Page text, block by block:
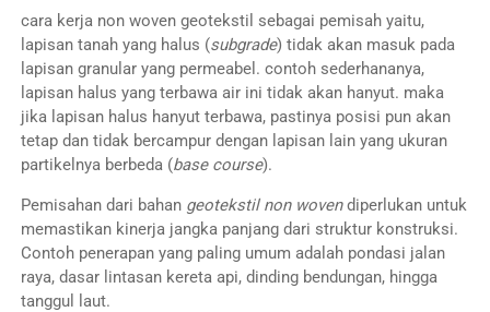
cara kerja non woven geotekstil sebagai pemisah yaitu,
lapisan tanah yang halus (subgrade) tidak akan masuk pada
lapisan granular yang permeabel. contoh sederhananya,
lapisan halus yang terbawa air ini tidak akan hanyut. maka
jika lapisan halus hanyut terbawa, pastinya posisi pun akan
tetap dan tidak bercampur dengan lapisan lain yang ukuran
partikelnya berbeda (base course).
Pemisahan dari bahan geotekstil non wovendiperlukan untuk
memastikan kinerja jangka panjang dari struktur konstruksi.
Contoh penerapan yang paling umum adalah pondasi jalan
raya, dasar lintasan kereta api, dinding bendungan, hingga
tanggul laut.